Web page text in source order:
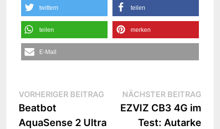
twittern teilen
teilen merken
E-Mail
Beitrags-
Navigation
VORHERIGER BEITRAGVorheriger
Beitrag:
Beatbot
AquaSense 2 Ultra
NÄCHSTER BEITRAG
EZVIZ CB3 4G im
Test: Autarke